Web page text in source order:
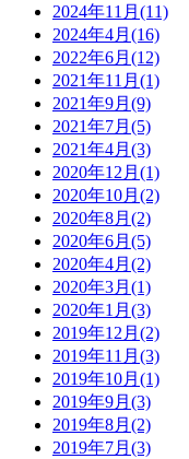
2024年11月 (11)
2024年4月 (16)
2022年6月 (12)
2021年11月 (1)
2021年9月 (9)
2021年7月 (5)
2021年4月 (3)
2020年12月 (1)
2020年10月 (2)
2020年8月 (2)
2020年6月 (5)
2020年4月 (2)
2020年3月 (1)
2020年1月 (3)
2019年12月 (2)
2019年11月 (3)
2019年10月 (1)
2019年9月 (3)
2019年8月 (2)
2019年7月 (3)